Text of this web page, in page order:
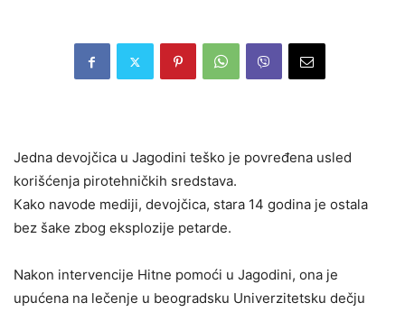
Jedna devojčica u Jagodini teško je povređena usled
korišćenja pirotehničkih sredstava.
Кako navode mediji, devojčica, stara 14 godina je ostala
bez šake zbog eksplozije petarde.
Nakon intervencije Hitne pomoći u Jagodini, ona je
upućena na lečenje u beogradsku Univerzitetsku dečju